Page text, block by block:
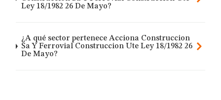
Ley 18/1982 26 De Mayo?
¿A qué sector pertenece Acciona Construccion
Sa Y Ferrovial Construccion Ute Ley 18/1982 26
De Mayo?